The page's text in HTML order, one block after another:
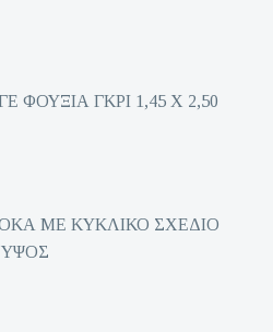
ΦΟΥΞΙΑ ΓΚΡΙ 1,45 Χ 2,50
ΜΕ ΚΥΚΛΙΚΟ ΣΧΕΔΙΟ
ΥΨΟΣ